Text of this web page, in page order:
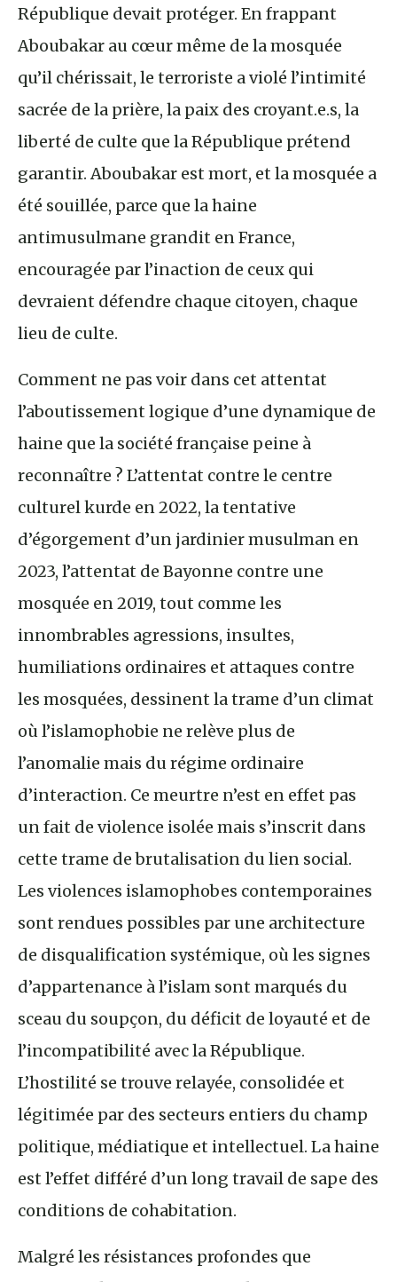
République devait protéger. En frappant
Aboubakar au cœur même de la mosquée
qu’il chérissait, le terroriste a violé l’intimité
sacrée de la prière, la paix des croyant.e.s, la
liberté de culte que la République prétend
garantir. Aboubakar est mort, et la mosquée a
été souillée, parce que la haine
antimusulmane grandit en France,
encouragée par l’inaction de ceux qui
devraient défendre chaque citoyen, chaque
lieu de culte.
Comment ne pas voir dans cet attentat
l’aboutissement logique d’une dynamique de
haine que la société française peine à
reconnaître ? L’attentat contre le centre
culturel kurde en 2022, la tentative
d’égorgement d’un jardinier musulman en
2023, l’attentat de Bayonne contre une
mosquée en 2019, tout comme les
innombrables agressions, insultes,
humiliations ordinaires et attaques contre
les mosquées, dessinent la trame d’un climat
où l’islamophobie ne relève plus de
l’anomalie mais du régime ordinaire
d’interaction. Ce meurtre n’est en effet pas
un fait de violence isolée mais s’inscrit dans
cette trame de brutalisation du lien social.
Les violences islamophobes contemporaines
sont rendues possibles par une architecture
de disqualification systémique, où les signes
d’appartenance à l’islam sont marqués du
sceau du soupçon, du déficit de loyauté et de
l’incompatibilité avec la République.
L’hostilité se trouve relayée, consolidée et
légitimée par des secteurs entiers du champ
politique, médiatique et intellectuel. La haine
est l’effet différé d’un long travail de sape des
conditions de cohabitation.
Malgré les résistances profondes que